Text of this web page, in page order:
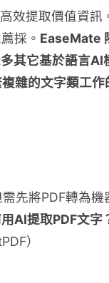
效提取價值資訊
採。 EaseMate
其它基於語言
雜的文字類工作
需先將PDF轉為
AI提取PDF文字
）